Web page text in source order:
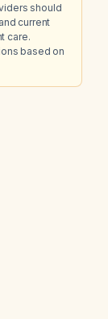
should
current
care.
based on